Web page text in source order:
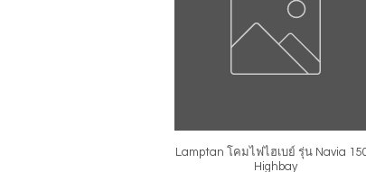
ดูข้อมูลด่วน
Lamptan โคมไฟไฮเบย์ รุ่น Navia
Highbay